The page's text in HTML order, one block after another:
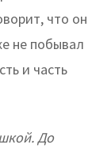
что он
не побывал
и часть
До